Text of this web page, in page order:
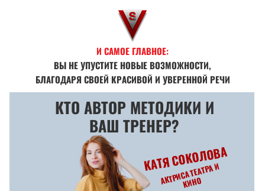
И САМОЕ ГЛАВНОЕ:
ВЫ НЕ УПУСТИТЕ НОВЫЕ ВОЗМОЖНОСТИ,
БЛАГОДАРЯ СВОЕЙ КРАСИВОЙ И УВЕРЕННОЙ РЕЧИ
КТО АВТОР МЕТОДИКИ И
ВАШ ТРЕНЕР?
КАТЯ СОКОЛОВА
АКТР
ИСА ТЕАТРА
И
К
И
Н
О